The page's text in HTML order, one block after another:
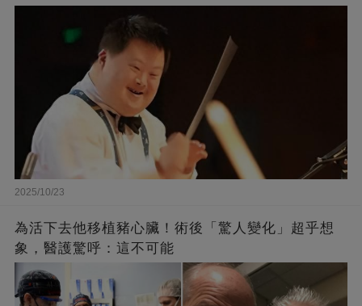
2025/10/23
為活下去他移植豬心臟！術後「驚人變化」超乎想
象，醫護驚呼：這不可能